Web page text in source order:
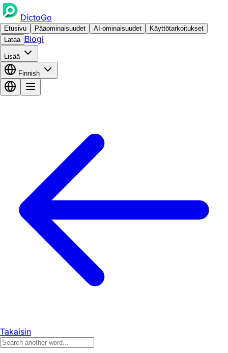
DictoGo
Etusivu Pääominaisuudet AI-ominaisuudet
Käyttötarkoitukset
Lataa Blogi
Lisää
Finnish
Takaisin